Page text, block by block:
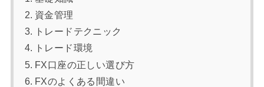
資金管理
トレードテクニック
トレード環境
FX口座の正しい選び方
FXのよくある間違い